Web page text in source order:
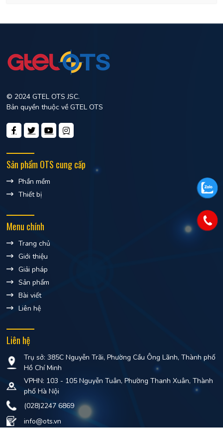
© 2024 GTEL OTS JSC.
Bản quyền thuộc về GTEL OTS
Sản phẩm OTS cung cấp
Phần mềm
Thiết bị
Menu chính
Trang chủ
Giới thiệu
Giải pháp
Sản phẩm
Bài viết
Liên hệ
Liên hệ
Trụ sở: 385C Nguyễn Trãi, Phường Cầu Ông Lãnh, Thành phố
Hồ Chí Minh
VPHN: 103 - 105 Nguyễn Tuân, Phường Thanh Xuân, Thành
phố Hà Nội
(028)2247 6869
info@ots.vn